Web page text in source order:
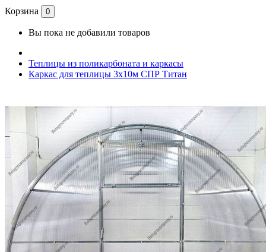
Корзина 0
Вы пока не добавили товаров
Теплицы из поликарбоната и каркасы
Каркас для теплицы 3х10м СПР Титан